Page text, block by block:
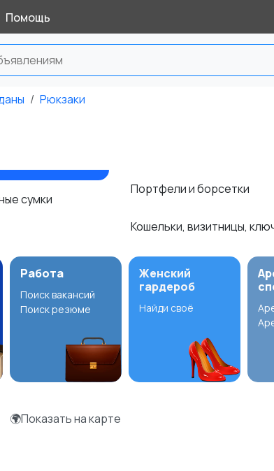
Помощь
Рюкзаки
сумки
Портфели и борсетки
Кошельки, визитницы,
Работа
Поиск вакансий
Поиск резюме
Женский
гардероб
Найди своё
🌍Показать на карте